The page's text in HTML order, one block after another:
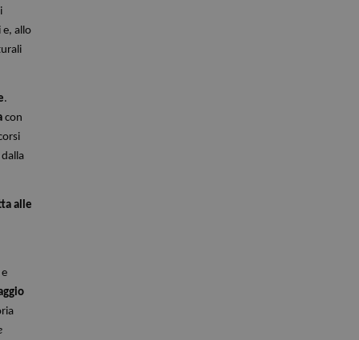
e, allo
.
con
alle